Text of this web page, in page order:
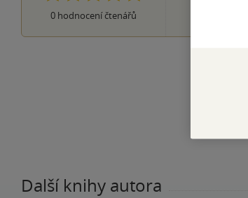
0 hodnocení čtenářů
Další knihy autora